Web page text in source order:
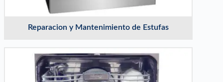
Reparacion y Mantenimiento de Estufas